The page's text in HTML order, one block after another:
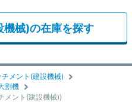
チメント(建設機械)
割機
メント(建設機械))
機械)の在庫を探す